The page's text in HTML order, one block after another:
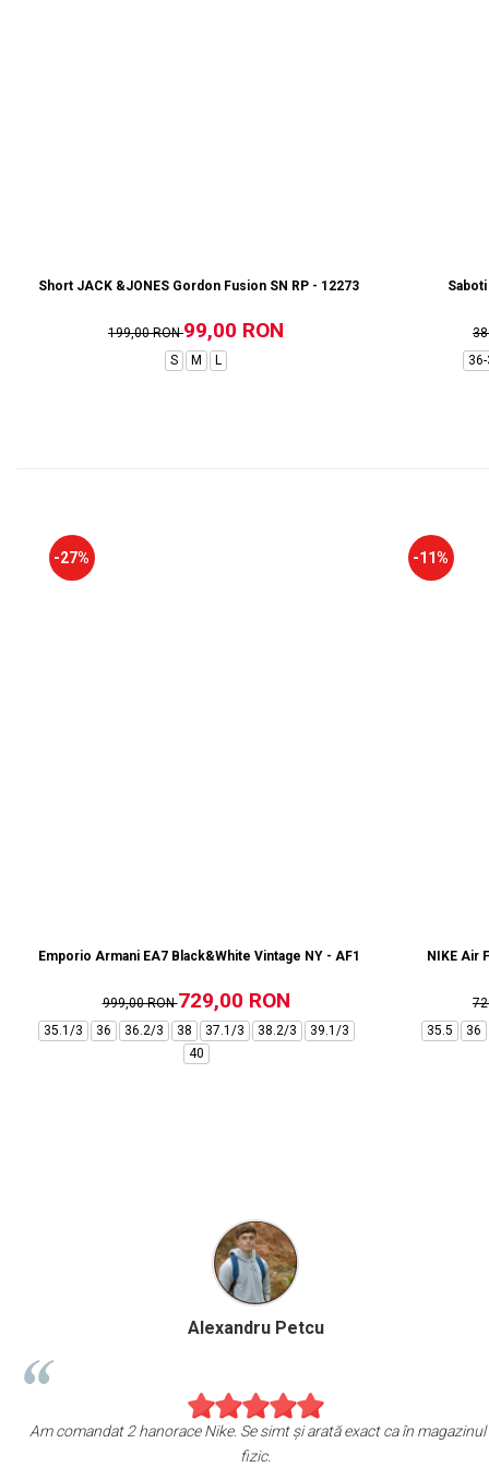
Short JACK &JONES Gordon Fusion SN RP - 12273304-Black RP
199,00 RON99,00 RON
S M L
-27%
Emporio Armani EA7 Black&White Vintage NY - AF18609-7X000541-
999,00 RON729,00 RON
35.1/3 36 36.2/3 38 37.1/3 38.2/3
39.1/3
40
-11%
NIKE Air
35.5 36
Marius Anghel
de bucuros de achiziția mea de pe escapesport.ro!
un pair de sneakers JORDAN, și sunt cu adevărat
Am comandat